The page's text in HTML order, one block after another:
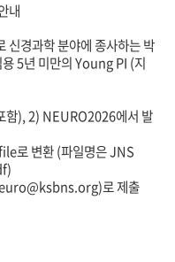
내
신경과학분야에종사하는박
5년 미만의Young PI (지
함), 2) NEURO2026에서 발
로변환(파일명은JNS
로제출